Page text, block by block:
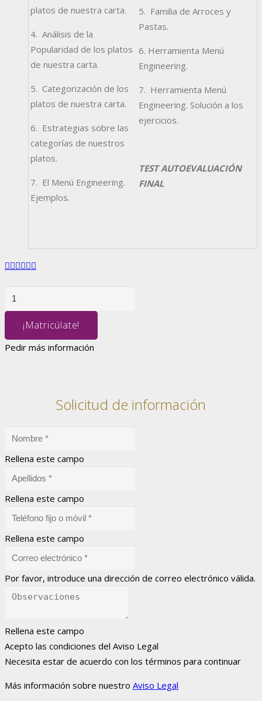
platos de nuestra carta.
4. Análisis de la
Popularidad de los platos
de nuestra carta.
5. Categorización de los
platos de nuestra carta.
6. Estrategias sobre las
categorías de nuestros
platos.
7. El Menú Engineering.
Ejemplos.
5. Familia de Arroces y
Pastas.
6. Herramienta Menú
Engineering.
7. Herramienta Menú
Engineering. Solución a los
ejercicios.
TEST AUTOEVALUACIÓN
FINAL
MENÚ
ENGINEERING
cantidad¡Matricúlate!
Pedir más información
Solicitud de información
Rellena este campo
Rellena este campo
Rellena este campo
Por favor, introduce una dirección de correo electrónico válida.
Rellena este campo
Acepto las condiciones del Aviso Legal
Necesita estar de acuerdo con los términos para continuar
Más información sobre nuestro Aviso Legal